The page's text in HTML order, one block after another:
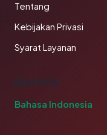
Tentang
Kebijakan Privasi
Syarat Layanan
BAHASA
Bahasa Indonesia